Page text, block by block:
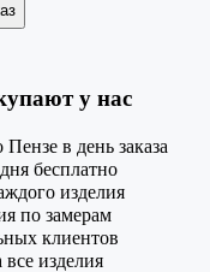
у нас
Пензе в день заказа
бесплатно
изделия
по замерам
клиентов
все изделия